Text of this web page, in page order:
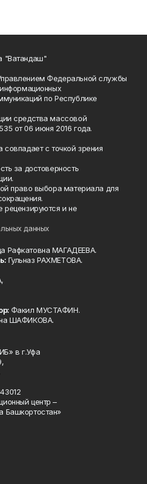
"Ватандаш"
Федеральной службы
по Республике
средства массовой
от 06 июня 2016 года.
с точкой зрения
за достоверность
право выбора материала для
рецензируются и не
данных
Рафкатовна МАГАДЕЕВА.
Гульназ РАХМЕТОВА.
Факил МУСТАФИН.
ШАФИКОВА.
в г.Уфа
центр –
Башкортостан»